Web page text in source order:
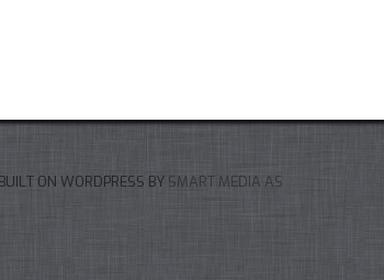
BUILT ON WORDPRESS BY SMART MEDIA AS